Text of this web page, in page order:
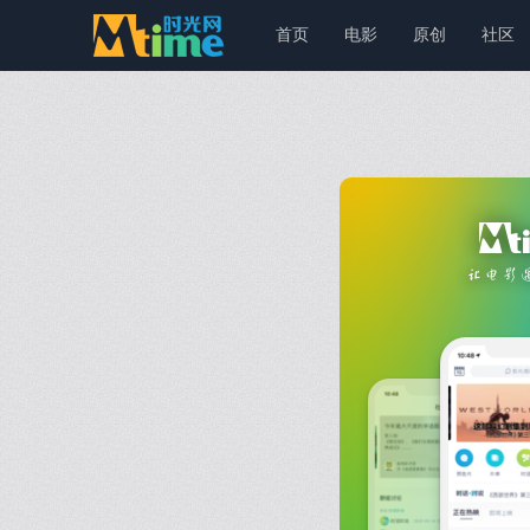
首页 电影 原创 社区